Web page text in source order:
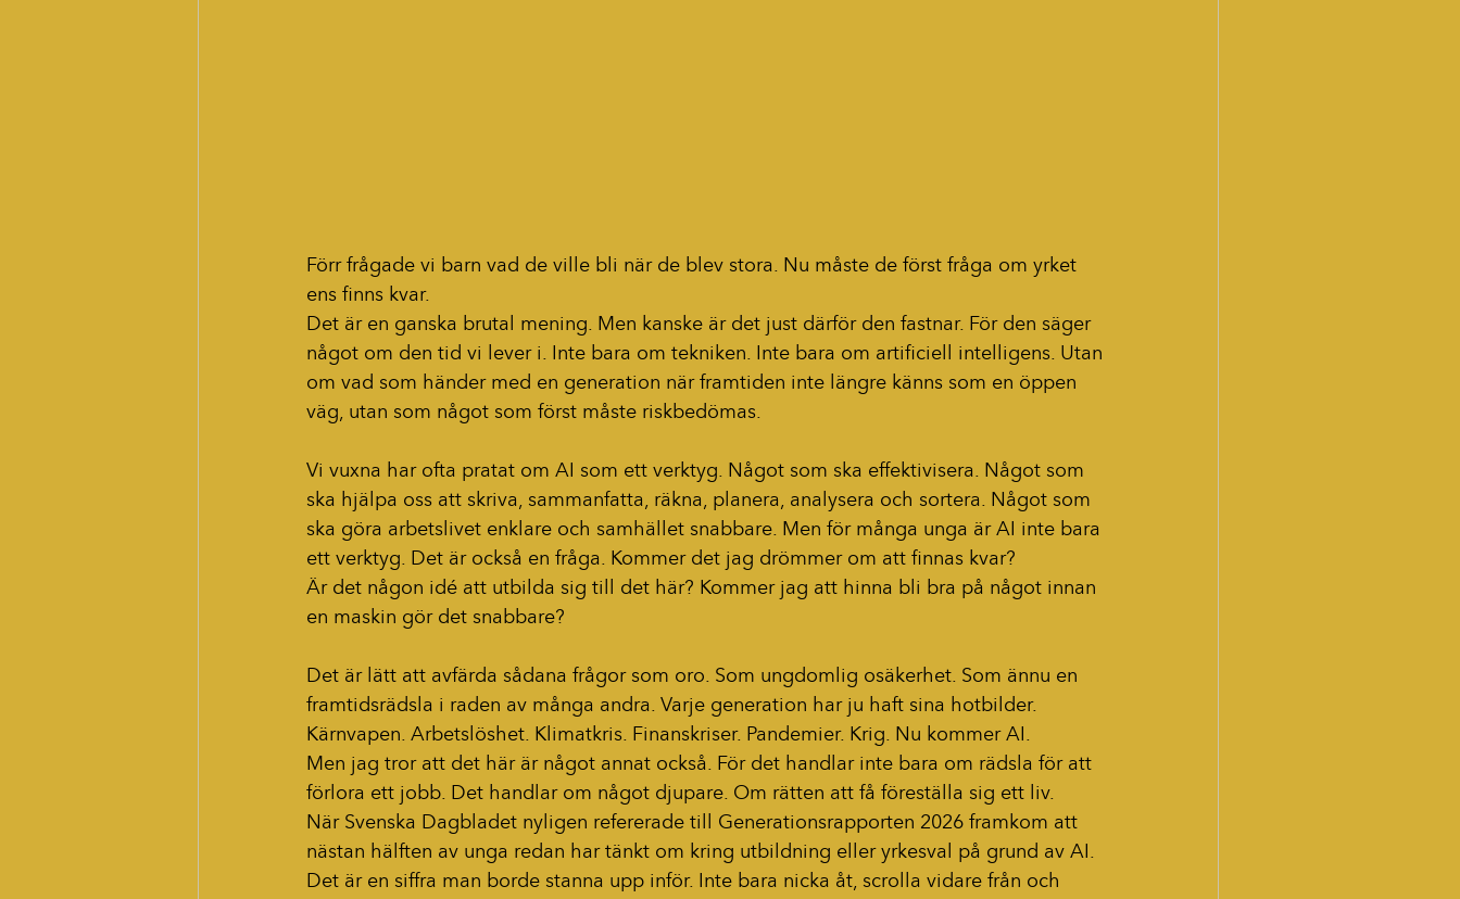
Förr frågade vi barn vad de ville bli när de blev stora. Nu måste de först fråga om yrket
ens finns kvar.
Det är en ganska brutal mening. Men kanske är det just därför den fastnar. För den säger
något om den tid vi lever i. Inte bara om tekniken. Inte bara om artificiell intelligens. Utan
om vad som händer med en generation när framtiden inte längre känns som en öppen
väg, utan som något som först måste riskbedömas.
Vi vuxna har ofta pratat om AI som ett verktyg. Något som ska effektivisera. Något som
ska hjälpa oss att skriva, sammanfatta, räkna, planera, analysera och sortera. Något som
ska göra arbetslivet enklare och samhället snabbare. Men för många unga är AI inte bara
ett verktyg. Det är också en fråga. Kommer det jag drömmer om att finnas kvar?
Är det någon idé att utbilda sig till det här? Kommer jag att hinna bli bra på något innan
en maskin gör det snabbare?
Det är lätt att avfärda sådana frågor som oro. Som ungdomlig osäkerhet. Som ännu en
framtidsrädsla i raden av många andra. Varje generation har ju haft sina hotbilder.
Kärnvapen. Arbetslöshet. Klimatkris. Finanskriser. Pandemier. Krig. Nu kommer AI.
Men jag tror att det här är något annat också. För det handlar inte bara om rädsla för att
förlora ett jobb. Det handlar om något djupare. Om rätten att få föreställa sig ett liv.
När Svenska Dagbladet nyligen refererade till Generationsrapporten 2026 framkom att
nästan hälften av unga redan har tänkt om kring utbildning eller yrkesval på grund av AI.
Det är en siffra man borde stanna upp inför. Inte bara nicka åt, scrolla vidare från och